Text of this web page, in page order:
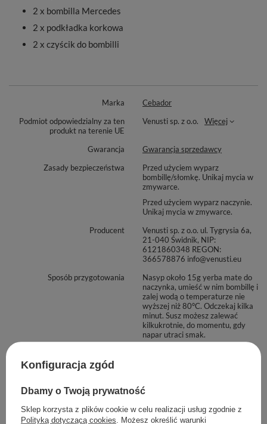
2 x bombilla Mercedes
2 x podkładka korkowa
2 x czyścik do bombilli
Marka
Cebador
Podmiot odpowiedzialny za ten
produkt na terenie UE
Venusti sp. z o.o. Więcej
Gwarancja
Gwarancja sprzedawcy
Zasady bezpieczeństwa
Przed użyciem wyparz
bombillę/słomkę. Unikaj mycia w
zmywarce.
Przed użyciem wyparz naczynie.
Unikaj mycia w zmywarce.
Producent
Venusti sp. z o.o. ul. Tygrysia 6a,
21-040 Świdnik, NIP:
6121860348 REGON:
366578876 info@venusti.eu
Sposób przygotowania
Nasyp około 15g yerba mate do
naczynka, umieść w nim bombillę i
zalej wodą o temperaturze nie
wyższej niż 80°C. Odczekaj kilka
minut. Susz możesz zalewać
kilkukrotnie, do momentu, gdy
napar utraci smak.
Zobacz również
Konfiguracja zgód
Dbamy o Twoją prywatność
Sklep korzysta z plików cookie w celu realizacji usług zgodnie z
Polityką dotyczącą cookies. Możesz określić warunki